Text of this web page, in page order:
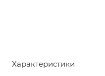
Характеристики